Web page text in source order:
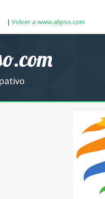
| Volver a www.alipso.com